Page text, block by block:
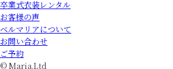
卒業式衣装レンタル
お客様の声
ベルマリアについて
お問い合わせ
ご予約
© Maria.Ltd